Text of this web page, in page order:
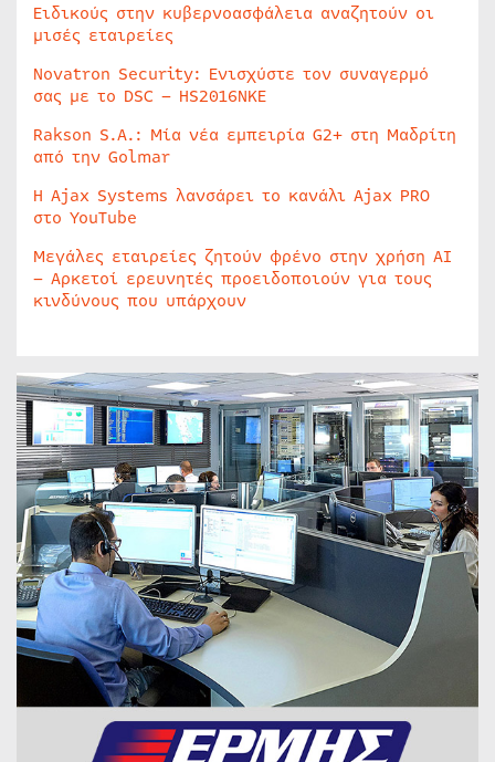
Ειδικούς στην κυβερνοασφάλεια αναζητούν οι
μισές εταιρείες
Novatron Security: Ενισχύστε τον συναγερμό
σας με το DSC – HS2016NKE
Rakson S.A.: Μία νέα εμπειρία G2+ στη Μαδρίτη
από την Golmar
Η Ajax Systems λανσάρει το κανάλι Ajax PRO
στο YouTube
Μεγάλες εταιρείες ζητούν φρένο στην χρήση AI
– Αρκετοί ερευνητές προειδοποιούν για τους
κινδύνους που υπάρχουν